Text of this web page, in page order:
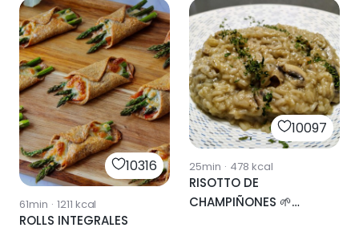
10316
61min · 1211 kcal
ROLLS INTEGRALES
10097
25min · 478 kcal
RISOTTO DE
CHAMPIÑONES 🌱